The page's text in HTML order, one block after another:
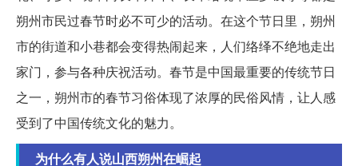
朔州市民过春节时必不可少的活动。在这个节日里，朔州
市的街道和小巷都会变得热闹起来，人们络绎不绝地走出
家门，参与各种庆祝活动。春节是中国最重要的传统节日
之一，朔州市的春节习俗体现了浓厚的民俗风情，让人感
受到了中国传统文化的魅力。
为什么有人说山西朔州在崛起